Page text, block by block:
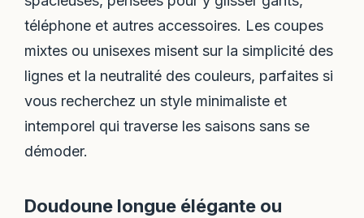
téléphone et autres accessoires. Les coupes
mixtes ou unisexes misent sur la simplicité des
lignes et la neutralité des couleurs, parfaites si
vous recherchez un style minimaliste et
intemporel qui traverse les saisons sans se
démoder.
Doudoune longue élégante ou